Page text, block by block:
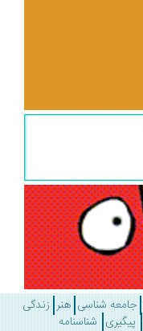
جامعه شناسی هنر زندگی
پیگیری شناسنامه